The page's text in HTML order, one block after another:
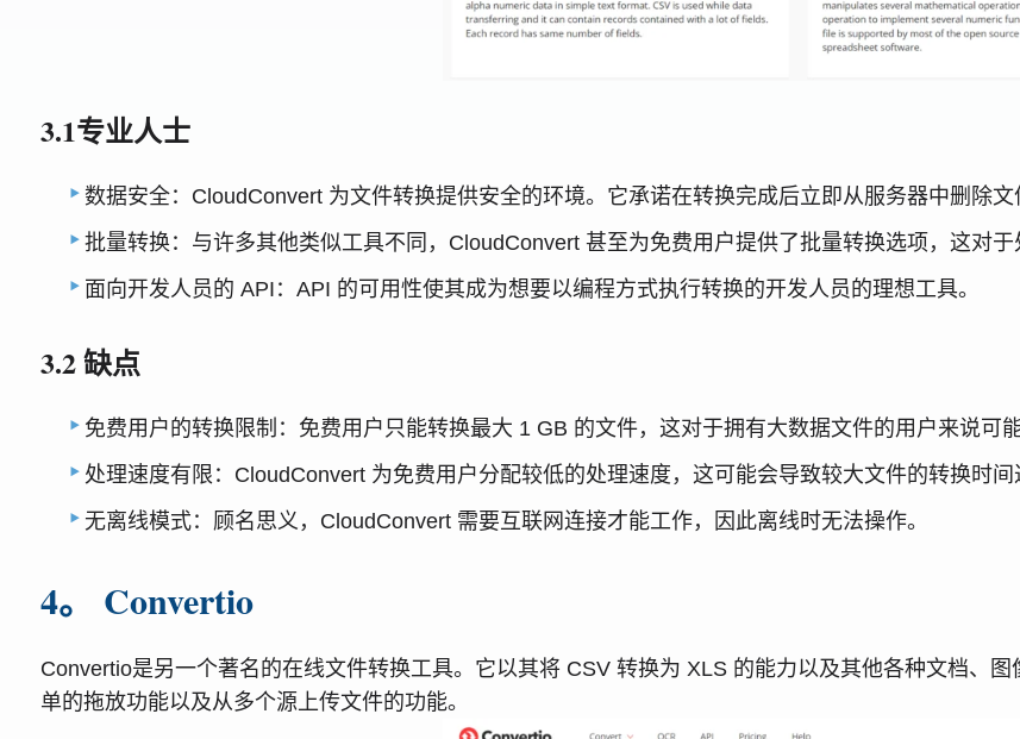
3.1专业人士
数据安全：CloudConvert 为文件转换提供安全的环境。它承诺在转换完成后立即从服务器中删除文
批量转换：与许多其他类似工具不同，CloudConvert 甚至为免费用户提供了批量转换选项，这对于
面向开发人员的 API：API 的可用性使其成为想要以编程方式执行转换的开发人员的理想工具。
3.2 缺点
免费用户的转换限制：免费用户只能转换最大 1 GB 的文件，这对于拥有大数据文件的用户来说可能
处理速度有限：CloudConvert 为免费用户分配较低的处理速度，这可能会导致较大文件的转换时间
无离线模式：顾名思义，CloudConvert 需要互联网连接才能工作，因此离线时无法操作。
4。 Convertio
Convertio是另一个著名的在线文件转换工具。它以其将 CSV 转换为 XLS 的能力以及其他各种文档、
单的拖放功能以及从多个源上传文件的功能。